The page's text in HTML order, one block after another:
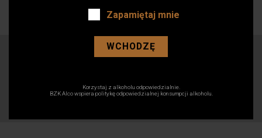
Zapamiętaj mnie
WCHODZĘ
Korzystaj z alkoholu odpowiedzialnie.
BZK Alco wspiera politykę odpowiedzialnej konsumpcji alkoholu.
500 ml / Liczba sztuk w kartonie: 12